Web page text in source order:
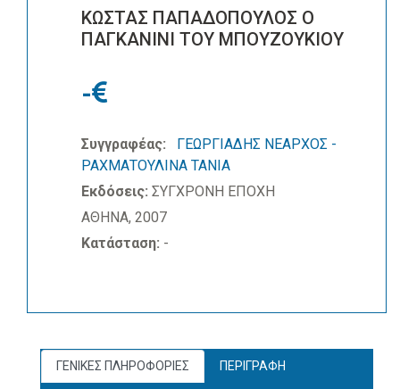
ΚΩΣΤΑΣ ΠΑΠΑΔΟΠΟΥΛΟΣ Ο
ΠΑΓΚΑΝΙΝΙ ΤΟΥ ΜΠΟΥΖΟΥΚΙΟΥ
-
Συγγραφέας:
ΓΕΩΡΓΙΑΔΗΣ ΝΕΑΡΧΟΣ -
ΡΑΧΜΑΤΟΥΛΙΝΑ ΤΑΝΙΑ
Εκδόσεις: ΣΥΓΧΡΟΝΗ ΕΠΟΧΗ
ΑΘΗΝΑ, 2007
Κατάσταση: -
ΓΕΝΙΚΕΣ ΠΛΗΡΟΦΟΡΙΕΣ ΠΕΡΙΓΡΑΦΗ